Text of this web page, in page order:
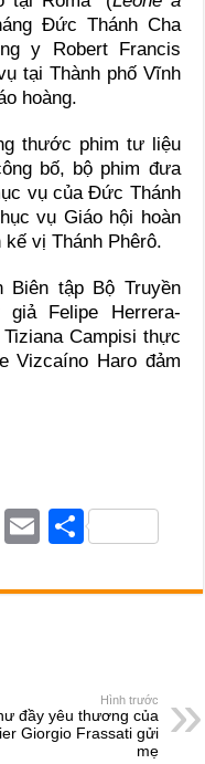
Đức Thánh Cha
y Robert Francis
tại Thành phố Vĩnh
hoàng.
thước phim tư liệu
bố, bộ phim đưa
vụ của Đức Thánh
vụ Giáo hội hoàn
vị Thánh Phêrô.
tập Bộ Truyền
Felipe Herrera-
Campisi thực
Vizcaíno Haro đảm
Vi
E
ail
S
ar
Hình trước
đầy yêu thương của
Giorgio Frassati gửi
mẹ